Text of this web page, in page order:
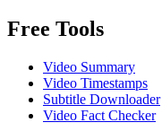
Free Tools
Video Summary
Video Timestamps
Subtitle Downloader
Video Fact Checker